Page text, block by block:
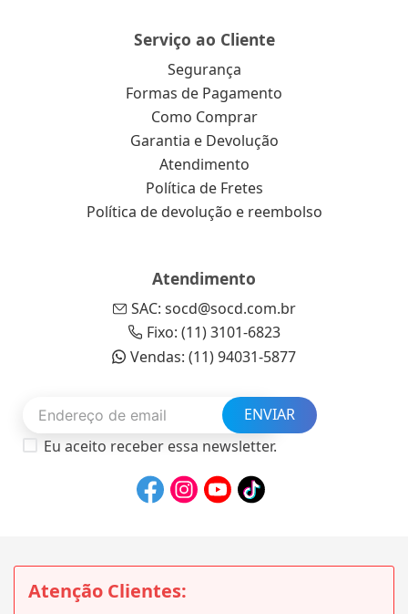
Serviço ao Cliente
Segurança
Formas de Pagamento
Como Comprar
Garantia e Devolução
Atendimento
Política de Fretes
Política de devolução e reembolso
Atendimento
SAC: socd@socd.com.br
Fixo: (11) 3101-6823
Vendas: (11) 94031-5877
ENVIAR
Eu aceito receber essa newsletter.
Atenção Clientes: